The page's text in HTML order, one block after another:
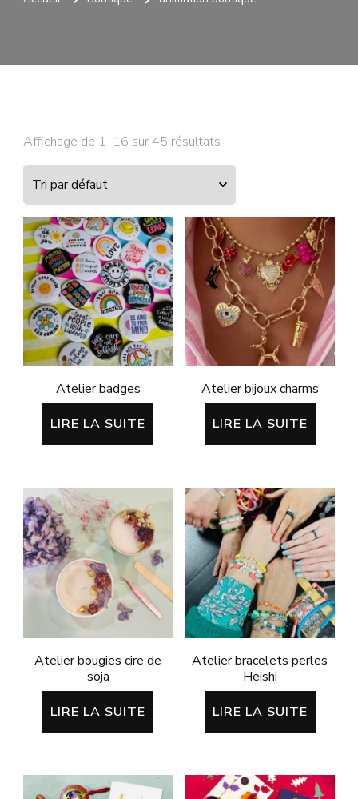
Affichage de 1–16 sur 45 résultats
Atelier badges
LIRE LA SUITE
Atelier bijoux charms
LIRE LA SUITE
Atelier bougies cire de
soja
LIRE LA SUITE
Atelier bracelets perles
Heishi
LIRE LA SUITE